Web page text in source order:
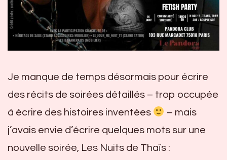
Je manque de temps désormais pour écrire
des récits de soirées détaillés – trop occupée
à écrire des histoires inventées
– mais
j’avais envie d’écrire quelques mots sur une
nouvelle soirée, Les Nuits de Thaïs :